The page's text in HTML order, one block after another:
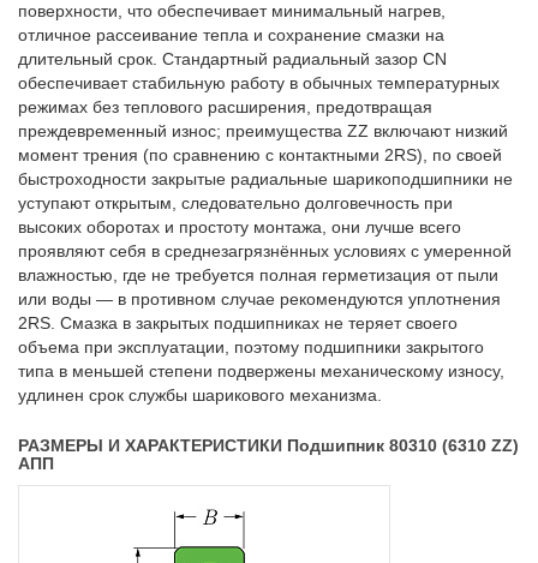
поверхности, что обеспечивает минимальный нагрев,
отличное рассеивание тепла и сохранение смазки на
длительный срок. Стандартный радиальный зазор CN
обеспечивает стабильную работу в обычных температурных
режимах без теплового расширения, предотвращая
преждевременный износ; преимущества ZZ включают низкий
момент трения (по сравнению с контактными 2RS), по своей
быстроходности закрытые радиальные шарикоподшипники не
уступают открытым, следовательно долговечность при
высоких оборотах и простоту монтажа, они лучше всего
проявляют себя в среднезагрязнённых условиях с умеренной
влажностью, где не требуется полная герметизация от пыли
или воды — в противном случае рекомендуются уплотнения
2RS. Смазка в закрытых подшипниках не теряет своего
объема при эксплуатации, поэтому подшипники закрытого
типа в меньшей степени подвержены механическому износу,
удлинен срок службы шарикового механизма.
РАЗМЕРЫ И ХАРАКТЕРИСТИКИ Подшипник 80310 (6310 ZZ)
АПП